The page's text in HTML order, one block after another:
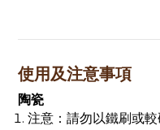
使用及注意事項
陶瓷
注意：請勿以鐵刷或